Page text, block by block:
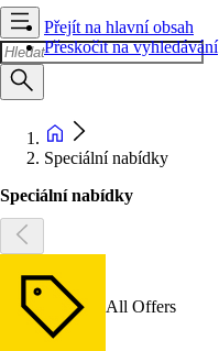
Přejít na hlavní obsah
Přeskočit na vyhledávání
Speciální nabídky
Speciální nabídky
All Offers